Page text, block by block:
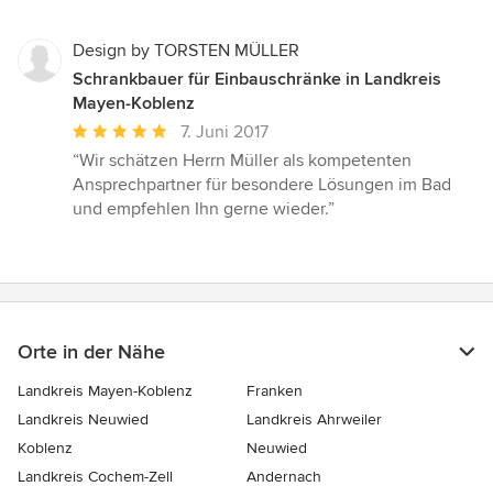
Design by TORSTEN MÜLLER
Schrankbauer für Einbauschränke in Landkreis
Mayen-Koblenz
Durchschnittliche
Bewertung:
5
von
7. Juni 2017
“Wir schätzen Herrn Müller als kompetenten
Ansprechpartner für besondere Lösungen im Bad
und empfehlen Ihn gerne wieder.”
Orte in der Nähe
Landkreis Mayen-Koblenz
Franken
Landkreis Neuwied
Landkreis Ahrweiler
Koblenz
Neuwied
Landkreis Cochem-Zell
Andernach